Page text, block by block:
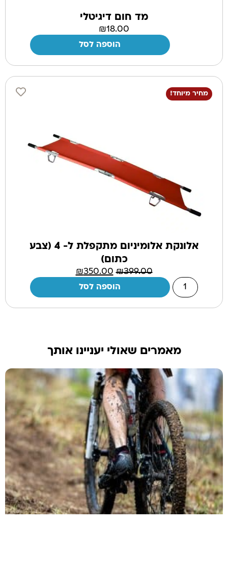
מד חום דיגיטלי
₪18.00
הוספה לסל
מחיר מיוחד!
אלונקת אלומיניום מתקפלת ל- 4 (צבע
כתום)
₪399.00
₪350.00
הוספה לסל
מאמרים שאולי יעניינו אותך